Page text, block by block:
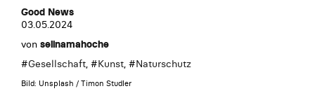
Good News
03.05.2024
von selinamahoche
#Gesellschaft, #Kunst, #Naturschutz
Bild: Unsplash / Timon Studler